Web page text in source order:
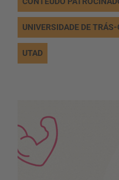
UNIVERSIDADE DE
UTAD